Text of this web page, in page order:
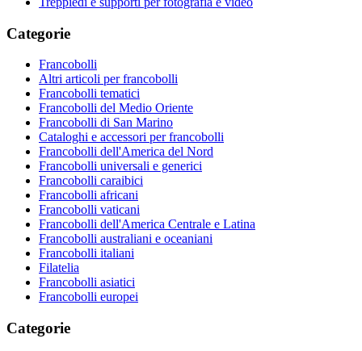
Categorie
Francobolli
Altri articoli per francobolli
Francobolli tematici
Francobolli del Medio Oriente
Francobolli di San Marino
Cataloghi e accessori per francobolli
Francobolli dell'America del Nord
Francobolli universali e generici
Francobolli caraibici
Francobolli africani
Francobolli vaticani
Francobolli dell'America Centrale e Latina
Francobolli australiani e oceaniani
Francobolli italiani
Filatelia
Francobolli asiatici
Francobolli europei
Categorie